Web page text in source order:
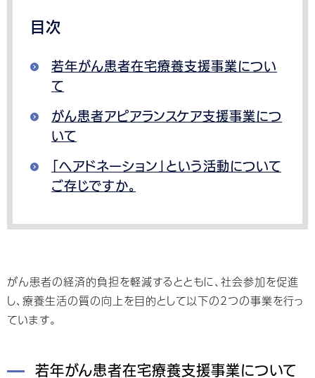
目次
若年がん患者在宅療養支援事業につい
て
がん患者アピアランスケア支援事業につ
いて
「ヘアドネーション」という活動について
ご存じですか。
がん患者の経済的負担を軽減するとともに、社会参加を促進
し、療養生活の質の向上を目的として以下の2つの事業を行っ
ています。
若年がん患者在宅療養支援事業について